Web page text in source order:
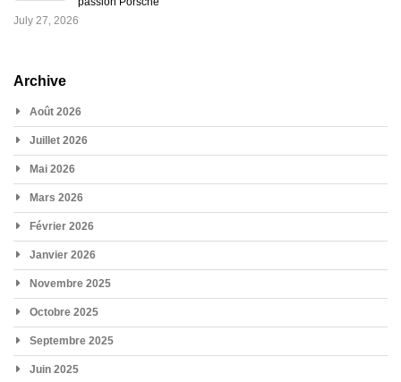
July 27, 2026
Archive
Août 2026
Juillet 2026
Mai 2026
Mars 2026
Février 2026
Janvier 2026
Novembre 2025
Octobre 2025
Septembre 2025
Juin 2025